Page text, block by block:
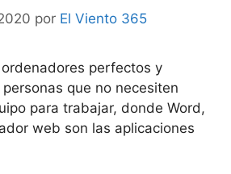
por El Viento 365
perfectos y
que no necesiten
para trabajar, donde Word,
web son las aplicaciones